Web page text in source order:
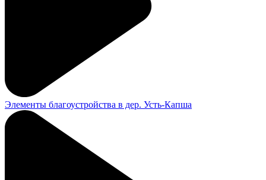
Элементы благоустройства в дер. Усть-Капша